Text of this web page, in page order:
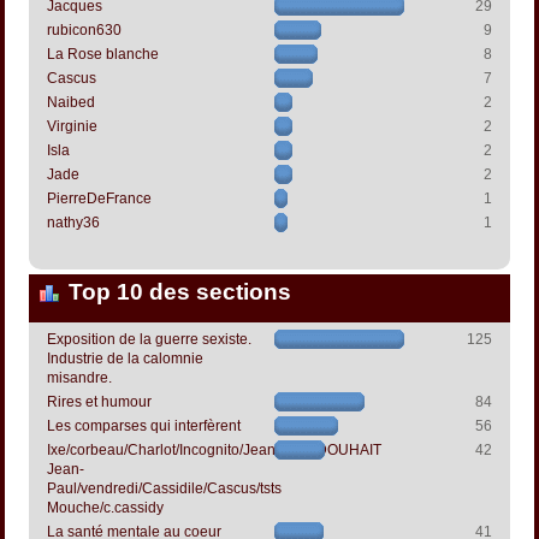
Jacques
29
rubicon630
9
La Rose blanche
8
Cascus
7
Naibed
2
Virginie
2
Isla
2
Jade
2
PierreDeFrance
1
nathy36
1
Top 10 des sections
Exposition de la guerre sexiste.
Industrie de la calomnie
misandre.
125
Rires et humour
84
Les comparses qui interfèrent
56
Ixe/corbeau/Charlot/Incognito/Jeanpapol/DOUHAIT
Jean-
Paul/vendredi/Cassidile/Cascus/tsts
Mouche/c.cassidy
42
La santé mentale au coeur
41